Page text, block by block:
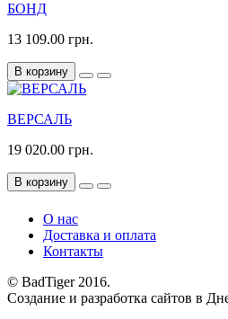
БОНД
13 109.00 грн.
В корзину
ВЕРСАЛЬ
19 020.00 грн.
В корзину
О нас
Доставка и оплата
Контакты
© BadTiger 2016.
Создание и разработка сайтов в